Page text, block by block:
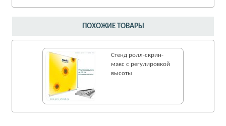
ПОХОЖИЕ ТОВАРЫ
Стенд ролл-cкрин-
макс с регулировкой
высоты